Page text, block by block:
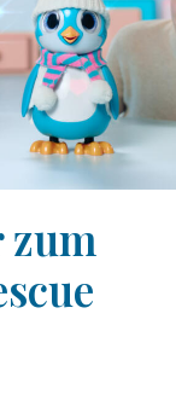
zum